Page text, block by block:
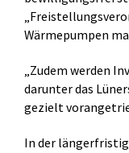
Wärmepumpen
„Zudem werden
darunter das
gezielt
In der